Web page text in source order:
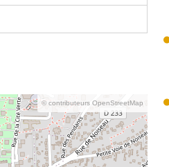
© contributeurs OpenStreetMap